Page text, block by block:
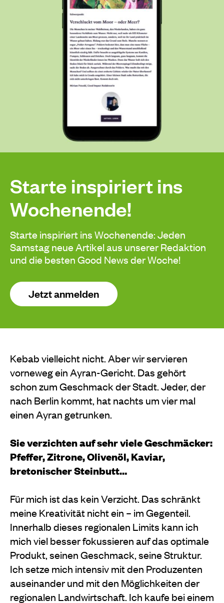
Starte inspiriert ins
Wochenende!
Starte inspiriert ins Wochenende: Jeden
Samstag neue Artikel aus unserer Redaktion
und die besten Good News der Woche!
Jetzt anmelden
Kebab vielleicht nicht. Aber wir servieren
vorneweg ein Ayran-Gericht. Das gehört
schon zum Geschmack der Stadt. Jeder, der
nach Berlin kommt, hat nachts um vier mal
einen Ayran getrunken.
Sie verzichten auf sehr viele Geschmäcker:
Pfeffer, Zitrone, Olivenöl, Kaviar,
bretonischer Steinbutt…
Für mich ist das kein Verzicht. Das schränkt
meine Kreativität nicht ein – im Gegenteil.
Innerhalb dieses regionalen Limits kann ich
mich viel besser fokussieren auf das optimale
Produkt, seinen Geschmack, seine Struktur.
Ich setze mich intensiv mit den Produzenten
auseinander und mit den Möglichkeiten der
regionalen Landwirtschaft. Ich kaufe bei einem